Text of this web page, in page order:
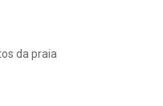
da praia